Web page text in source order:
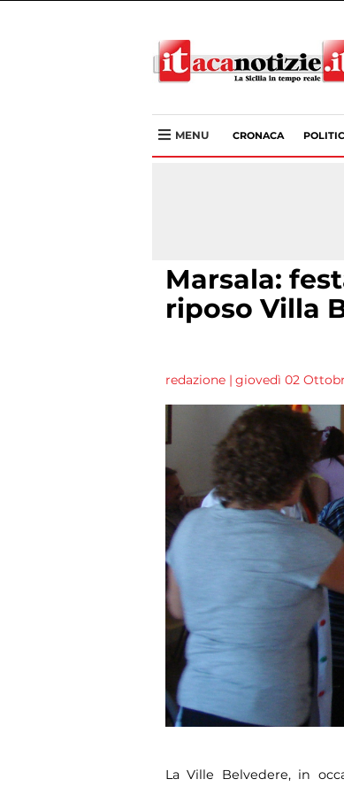
MENU CRONACA
Marsala:
riposo Villa
redazione | giovedì 02
La Ville Belvedere, in